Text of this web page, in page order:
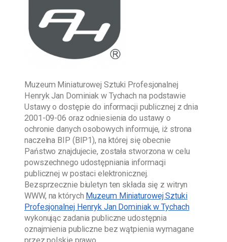
Muzeum Miniaturowej Sztuki Profesjonalnej
Henryk Jan Dominiak w Tychach na podstawie
Ustawy o dostępie do informacji publicznej z dnia
2001-09-06 oraz odniesienia do ustawy o
ochronie danych osobowych informuje, iż strona
naczelna BIP (BIP1), na której się obecnie
Państwo znajdujecie, została stworzona w celu
powszechnego udostępniania informacji
publicznej w postaci elektronicznej.
Bezsprzecznie biuletyn ten składa się z witryn
WWW, na których Muzeum Miniaturowej Sztuki
Profesjonalnej Henryk Jan Dominiak w Tychach
wykonując zadania publiczne udostępnia
oznajmienia publiczne bez wątpienia wymagane